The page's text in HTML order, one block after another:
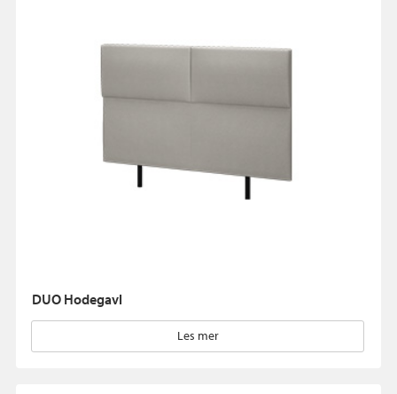
DUO Hodegavl
Les mer